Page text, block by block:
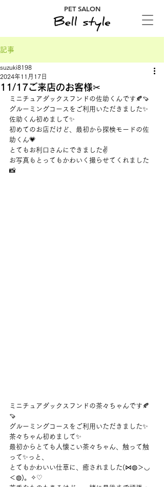
PET SALON
記事
11/17ご来店のお客様✂
suzuki8198
2024年11月17日
ミニチュアダックスフンドの佐助くんです🍂🍠
グルーミングコースをご利用いただきました✨
佐助くん初めまして✨
初めてのお店だけど、最初から探検モードの佐
助くん💗
とてもお利口さんにできました✌
お写真もとってもかわいく撮らせてくれました
📸
ミニチュアダックスフンドの茶々ちゃんです🍂
🍠
グルーミングコースをご利用いただきました✨
茶々ちゃん初めまして✨
最初からとても人懐こい茶々ちゃん、触って触
って✨っと、
とてもかわいい仕草に、癒されました(⋈◍＞◡
＜◍)。✧♡